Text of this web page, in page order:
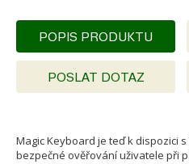
POPIS PRODUKTU
POSLAT DOTAZ
Magic Keyboard je teď k dispozici
bezpečné ověřování uživatele při